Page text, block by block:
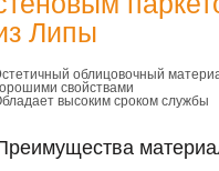
облицовочный
свойствами
высоким сроком службы
Липы